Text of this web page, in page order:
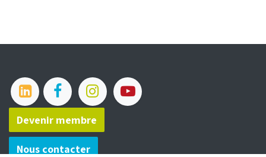
Devenir membre​​​​
Nous contacter